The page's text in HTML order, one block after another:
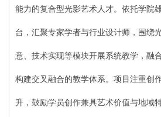
能力的复合型光影艺术人才。依托学院
台，汇聚专家学者与行业设计师，围绕
意、技术实现等模块开展系统教学，融
构建交叉融合的教学体系。项目注重创
升，鼓励学员创作兼具艺术价值与地域